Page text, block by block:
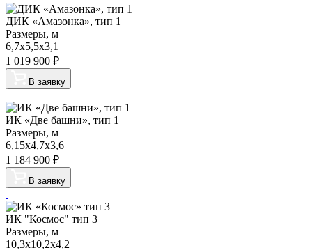
ДИК «Амазонка», тип 1
Размеры, м
6,7х5,5х3,1
1 019 900 ₽
В заявку
ИК «Две башни», тип 1
Размеры, м
6,15х4,7х3,6
1 184 900 ₽
В заявку
ИК "Космос" тип 3
Размеры, м
10,3х10,2х4,2